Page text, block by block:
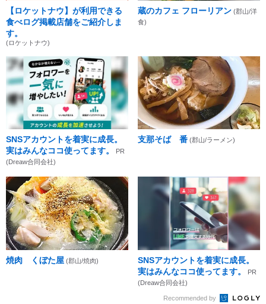
【ロケットナウ】が利用できる
食べログ掲載店舗をご紹介しま
す。
(ロケットナウ)
蔵のカフェ フローリアン (郡山/洋
食)
SNSアカウントを着実に成長。
実はみんなココ使ってます。
PR
(Dreaw合同会社)
支那そば 番 (郡山/ラーメン)
焼肉 くぼた屋 (郡山/焼肉)
SNSアカウントを着実に成長。
実はみんなココ使ってます。
PR
(Dreaw合同会社)
Recommended by